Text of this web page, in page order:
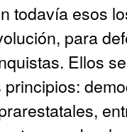
todavía esos
para
Ellos
principios: